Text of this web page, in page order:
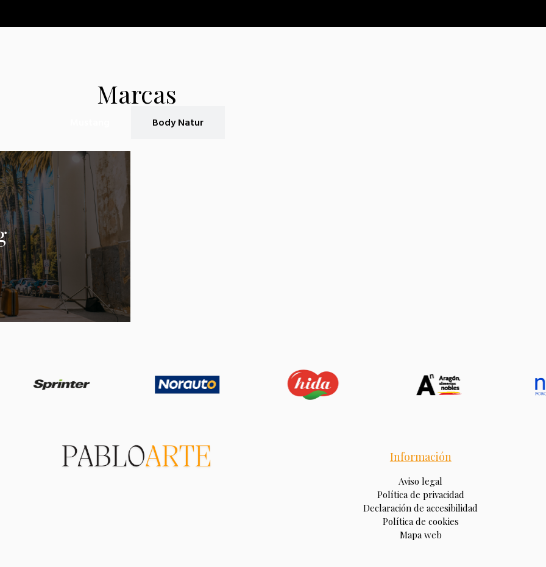
Marcas
Body Natur
Información
Aviso legal
Política de privacidad
Declaración de accesibilidad
Política de cookies
Mapa web